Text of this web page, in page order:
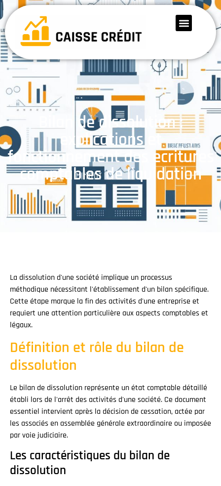
Bilan de dissolution :
explications et
fonctionnement des ecritures
comptables de liquidation
La dissolution d'une société implique un processus
méthodique nécessitant l'établissement d'un bilan spécifique.
Cette étape marque la fin des activités d'une entreprise et
requiert une attention particulière aux aspects comptables et
légaux.
Définition et rôle du bilan de
dissolution
Le bilan de dissolution représente un état comptable détaillé
établi lors de l'arrêt des activités d'une société. Ce document
essentiel intervient après la décision de cessation, actée par
les associés en assemblée générale extraordinaire ou imposée
par voie judiciaire.
Les caractéristiques du bilan de
dissolution